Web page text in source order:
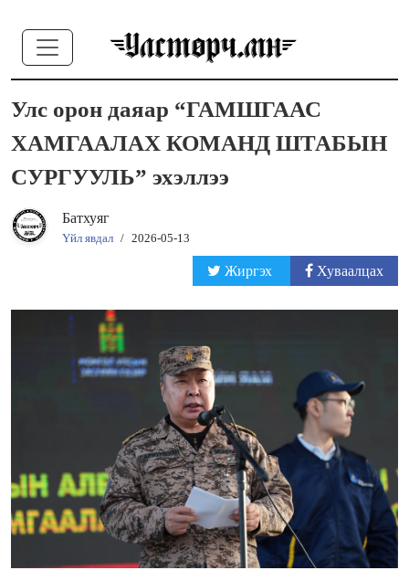
Улс орон даяар “ГАМШГААС
ХАМГААЛАХ КОМАНД ШТАБЫН
СУРГУУЛЬ” эхэллээ
Батхуяг
Үйл явдал / 2026-05-13
Жиргэх Хуваалцах